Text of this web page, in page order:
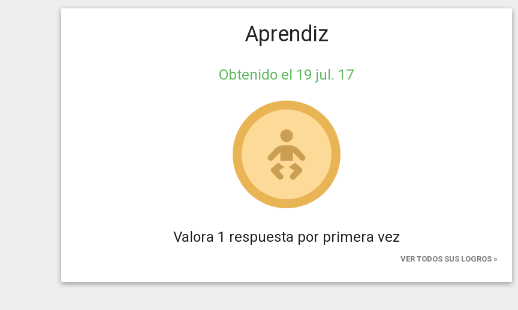
Aprendiz
Obtenido el 19 jul. 17
Valora 1 respuesta por primera vez
VER TODOS SUS LOGROS »